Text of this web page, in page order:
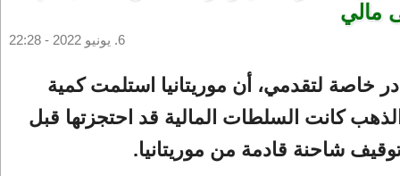
مالي
6. يونيو 2022 - 22:28
خاصة لتقدمي، أن موريتانيا استلمت كمية
كانت السلطات المالية قد احتجزتها قبل
شاحنة قادمة من موريتانيا.